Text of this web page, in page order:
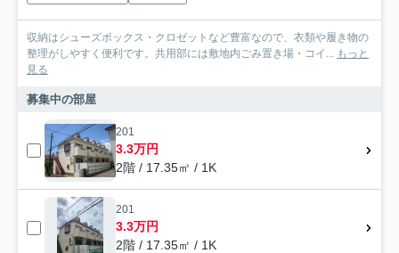
収納はシューズボックス・クロゼットなど豊富なので、衣類や履き物の
整理がしやすく便利です。共用部には敷地内ごみ置き場・コイ... もっと
見る
募集中の部屋
201
3.3万円
2階 / 17.35㎡ / 1K
201
3.3万円
2階 / 17.35㎡ / 1K